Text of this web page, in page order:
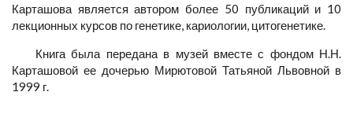
Карташова является автором более 50 публикаций и 10
лекционных курсов по генетике, кариологии, цитогенетике.
Книга была передана в музей вместе с фондом Н.Н.
Карташовой ее дочерью Мирютовой Татьяной Львовной в
1999 г.